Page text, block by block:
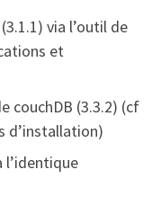
via l’outil de
et
couchDB (3.3.2) (cf
d’installation)
l’identique